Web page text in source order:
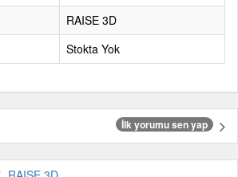
RAISE 3D
Stokta Yok
İlk yorumu sen yap